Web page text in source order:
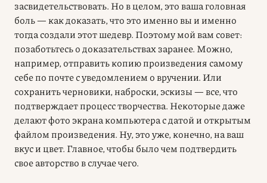
засвидетельствовать. Но в целом, это ваша головная
боль — как доказать, что это именно вы и именно
тогда создали этот шедевр. Поэтому мой вам совет:
позаботьтесь о доказательствах заранее. Можно,
например, отправить копию произведения самому
себе по почте с уведомлением о вручении. Или
сохранить черновики, наброски, эскизы — все, что
подтверждает процесс творчества. Некоторые даже
делают фото экрана компьютера с датой и открытым
файлом произведения. Ну, это уже, конечно, на ваш
вкус и цвет. Главное, чтобы было чем подтвердить
свое авторство в случае чего.